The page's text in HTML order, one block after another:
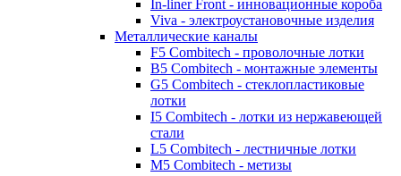
In-liner Front - инновационные короба
Viva - электроустановочные изделия
Металлические каналы
F5 Combitech - проволочные лотки
B5 Combitech - монтажные элементы
G5 Combitech - стеклопластиковые
лотки
I5 Combitech - лотки из нержавеющей
стали
L5 Combitech - лестничные лотки
M5 Combitech - метизы